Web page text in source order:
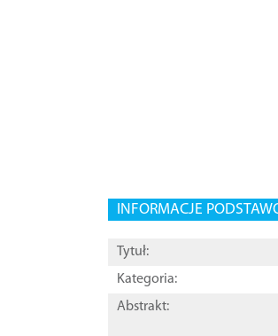
INFORMACJE
Tytuł:
Kategoria:
Abstrakt: